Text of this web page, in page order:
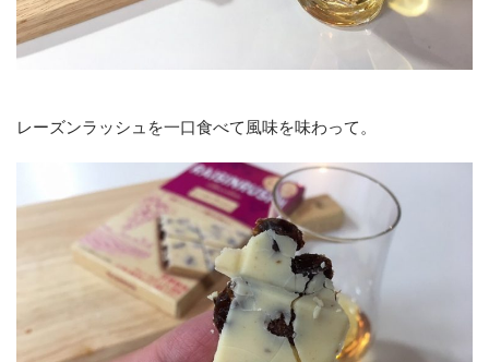
レーズンラッシュを一口食べて風味を味わって。